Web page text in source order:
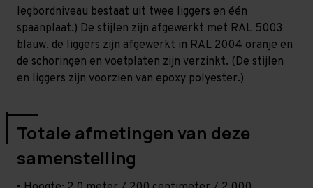
legbordniveau bestaat uit twee liggers en één
spaanplaat.) De stijlen zijn afgewerkt met RAL 5003
blauw, de liggers zijn afgewerkt in RAL 2004 oranje en
de schoringen en voetplaten zijn verzinkt. (De stijlen
en liggers zijn voorzien van epoxy polyester.)
Totale afmetingen van deze
samenstelling